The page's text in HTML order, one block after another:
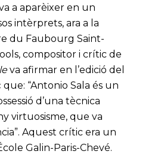
a aparèixer en un
intèrprets, ara a la
du Faubourg Saint-
compositor i crític de
va afirmar en l’edició del
“Antonio Sala és un
d’una tècnica
virtuosisme, que va
Aquest crític era un
Galin-Paris-Chevé.